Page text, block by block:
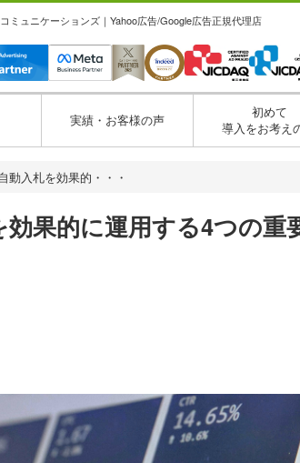
ミュニケーションズ｜Yahoo広告/Google広告正規代理店
実績・お客様の声
初めて
導入をお考え
動入札を効果的・・・
果的に運用する4つの重